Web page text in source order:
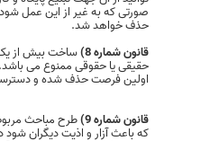
صورتی که به غیر از این عمل
حذف خواهد شد.
قانون شماره 8)
ساخت بیش از یک
حقیقی یا حقوقی ممنوع می
اولین فرصت حذف شده و
قانون شماره 9) طرح مباحث
که باعث آزار و اذیت دیگران شود